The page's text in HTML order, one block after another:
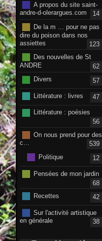
A propos du site saint-
andre-d-olerargues.com
14
De la m … pour ne pas
dire du poison dans nos
assiettes
123
Des nouvelles de St
ANDRE
62
Divers
57
Littérature : livres 47
Littérature : poésies
56
On nous prend pour des
c…
539
Politique
12
Pensées de mon jardin
68
Recettes
42
Sur l'activité artistique
en générale
38